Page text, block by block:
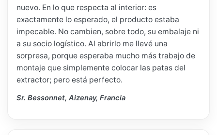
nuevo. En lo que respecta al interior: es
exactamente lo esperado, el producto estaba
impecable. No cambien, sobre todo, su embalaje ni
a su socio logístico. Al abrirlo me llevé una
sorpresa, porque esperaba mucho más trabajo de
montaje que simplemente colocar las patas del
extractor; pero está perfecto.
Sr. Bessonnet, Aizenay, Francia